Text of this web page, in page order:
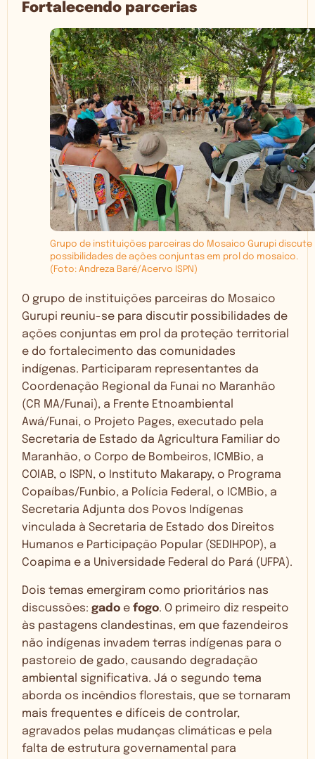
Fortalecendo parcerias
Grupo de instituições parceiras do Mosaico Gurupi discute
possibilidades de ações conjuntas em prol do mosaico.
(Foto: Andreza Baré/Acervo ISPN)
O grupo de instituições parceiras do Mosaico
Gurupi reuniu-se para discutir possibilidades de
ações conjuntas em prol da proteção territorial
e do fortalecimento das comunidades
indígenas. Participaram representantes da
Coordenação Regional da Funai no Maranhão
(CR MA/Funai), a Frente Etnoambiental
Awá/Funai, o Projeto Pages, executado pela
Secretaria de Estado da Agricultura Familiar do
Maranhão, o Corpo de Bombeiros, ICMBio, a
COIAB, o ISPN, o Instituto Makarapy, o Programa
Copaíbas/Funbio, a Polícia Federal, o ICMBio, a
Secretaria Adjunta dos Povos Indígenas
vinculada à Secretaria de Estado dos Direitos
Humanos e Participação Popular (SEDIHPOP), a
Coapima e a Universidade Federal do Pará (UFPA).
Dois temas emergiram como prioritários nas
discussões: gado e fogo. O primeiro diz respeito
às pastagens clandestinas, em que fazendeiros
não indígenas invadem terras indígenas para o
pastoreio de gado, causando degradação
ambiental significativa. Já o segundo tema
aborda os incêndios florestais, que se tornaram
mais frequentes e difíceis de controlar,
agravados pelas mudanças climáticas e pela
falta de estrutura governamental para